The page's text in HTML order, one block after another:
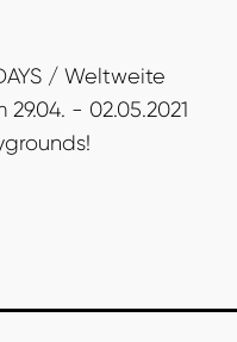
/ Weltweite
- 02.05.2021